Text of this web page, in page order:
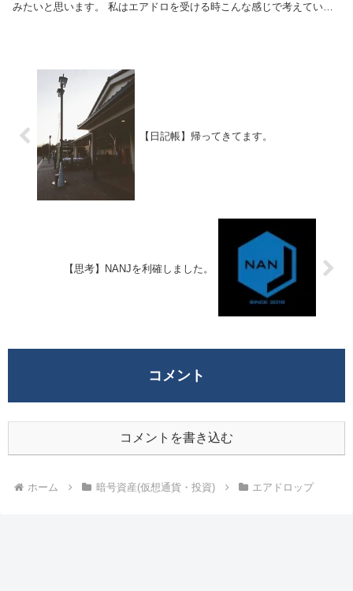
みたいと思います。 私はエアドロを受ける時こんな感じで考えていま
【日記帳】帰ってきてます。
【思考】NANJを利確しました。
コメント
コメントを書き込む
ホーム 暗号資産(仮想通貨・投資) エアドロップ